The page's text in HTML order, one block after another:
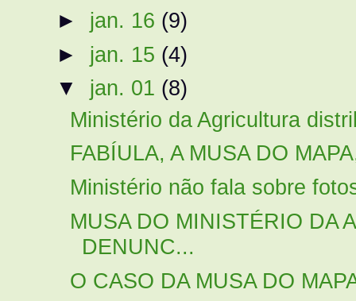
► jan. 16 (9)
► jan. 15 (4)
▼ jan. 01 (8)
Ministério da Agricultura
FABÍULA, A MUSA DO
Ministério não fala sobre
MUSA DO MINISTÉRIO DA
DENUNC...
O CASO DA MUSA DO